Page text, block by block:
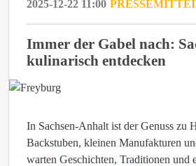
2025-12-22 11:00
Immer der Gabel nach:
kulinarisch entdecken
In Sachsen-Anhalt ist der Genuss zu
Backstuben, kleinen Manufakturen
warten Geschichten, Traditionen und